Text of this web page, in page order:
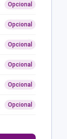
Opcional
Opcional
Opcional
Opcional
Opcional
Opcional